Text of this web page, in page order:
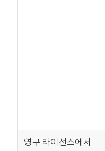
영구 라이선스에서